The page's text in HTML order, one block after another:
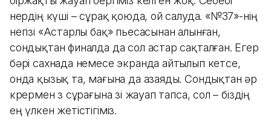
өнердің күші – сұрақ қоюда, ой салуда. «№37»-нің
негізі «Астарлы бақ» пьесасынан алынған,
сондықтан финалда да сол астар сақталған. Егер
бәрі сахнада немесе экранда айтылып кетсе,
онда қызық та, мағына да азаяды. Сондықтан әр
көрермен өз сұрағына өзі жауап тапса, сол – біздің
ең үлкен жетістігіміз.